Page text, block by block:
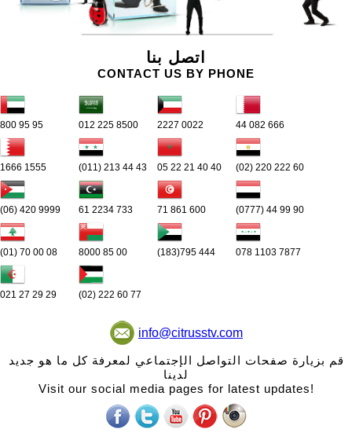
اتصل بنا
CONTACT US BY PHONE
800 95 95 012 225 8500 2227 0022 44 082 666
1666 1555 (011) 213 44 43 05 22 21 40 40 (02) 220 222 60
(06) 420 9999 61 2234 733 71 861 600 (0777) 44 99 90
(01) 70 00 08 8000 85 00 (183)795 444 078 1103 7877
021 27 29 29 (02) 222 60 77
info@citrusstv.com
قم بزيارة صفحات التواصل الإجتماعي لمعرفة كل ما هو جديد
لدينا
Visit our social media pages for latest updates!